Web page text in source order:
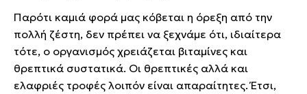
Παρότι καμιά φορά μας κόβεται η όρεξη από την
πολλή ζέστη, δεν πρέπει να ξεχνάμε ότι, ιδιαίτερα
τότε, ο οργανισμός χρειάζεται βιταμίνες και
θρεπτικά συστατικά. Οι θρεπτικές αλλά και
ελαφριές τροφές λοιπόν είναι απαραίτητες. Έτσι,